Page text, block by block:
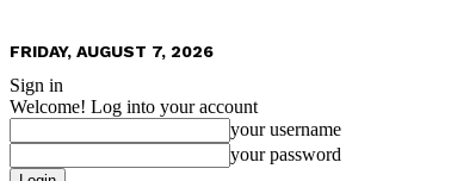
FRIDAY, AUGUST 7, 2026
Sign in
Welcome! Log into your account
your username
your password